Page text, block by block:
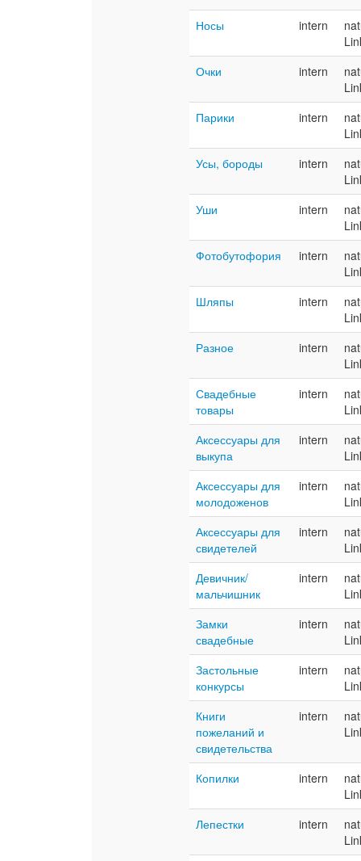
Носы
intern
Очки
intern
Парики
intern
Усы, бороды
intern
Уши
intern
Фотобутофория
intern
Шляпы
intern
Разное
intern
Свадебные
товары
intern
Аксессуары для
выкупа
intern
Аксессуары для
молодоженов
intern
Аксессуары для
свидетелей
intern
Девичник/
мальчишник
intern
Замки
свадебные
intern
Застольные
конкурсы
intern
Книги
пожеланий и
свидетельства
intern
Копилки intern
Лепестки
intern